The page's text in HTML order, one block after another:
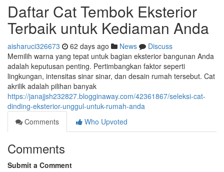
Daftar Cat Tembok Eksterior
Terbaik untuk Kediaman Anda
aisharuci326673 62 days ago News
Discuss
Memilih warna yang tepat untuk bagian eksterior bangunan Anda
adalah keputusan penting. Pertimbangkan faktor seperti
lingkungan, intensitas sinar sinar, dan desain rumah tersebut. Cat
akrilik adalah pilihan banyak
https://janajjsh232827.blogginaway.com/42361867/seleksi-cat-
dinding-eksterior-unggul-untuk-rumah-anda
Comments
Who Upvoted
Comments
Submit a Comment